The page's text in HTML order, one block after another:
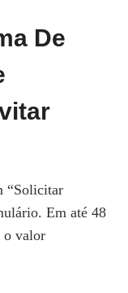
De
“Solicitar
Em até 48
o valor